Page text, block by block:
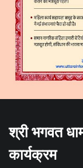
श्री भगवत
कार्यक्रम